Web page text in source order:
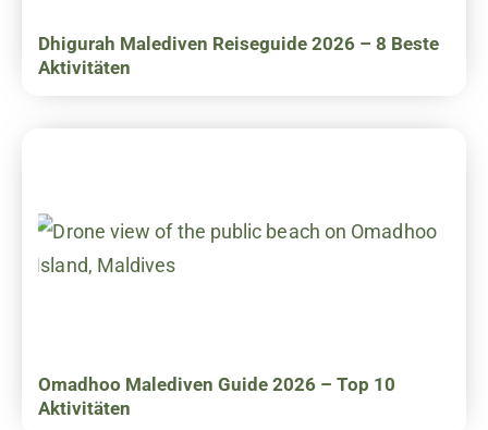
Dhigurah Malediven Reiseguide 2026 – 8 Beste
Aktivitäten
Omadhoo Malediven Guide 2026 – Top 10
Aktivitäten